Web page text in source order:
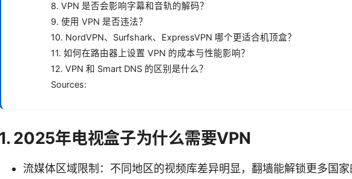
8. VPN 是否会影响字幕和音轨的解码？
9. 使用 VPN 是否违法？
10. NordVPN、Surfshark、ExpressVPN 哪个更适合机顶盒？
11. 如何在路由器上设置 VPN 的成本与性能影响？
12. VPN 和 Smart DNS 的区别是什么？
Sources:
1. 2025年电视盒子为什么需要VPN
流媒体区域限制：不同地区的视频库差异明显，翻墙能解锁更多国